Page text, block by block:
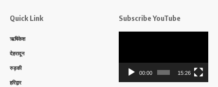
Quick Link
ऋषिकेश
देहरादून
रुड़की
हरिद्वार
Subscribe YouTube
00:00 15:26